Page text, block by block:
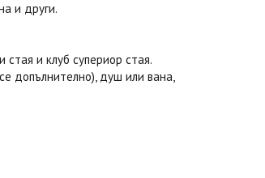
и други.
и клуб супериор стая.
допълнително), душ или вана,